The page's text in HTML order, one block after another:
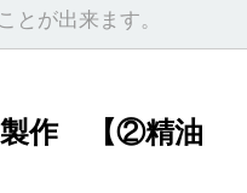
とが出来ます。
製作 【②精油